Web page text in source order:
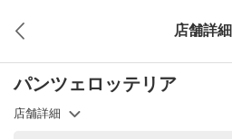
店舗詳細
パンツェロッテリア
店舗詳細